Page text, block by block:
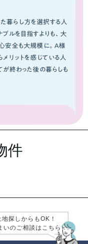
暮らし方を選択する人
ルを目指すよりも、大
安全も大規模に。A様
リットを感じている人
が終わった後の暮らしも
件
地探しからもOK！
いのご相談はこちら